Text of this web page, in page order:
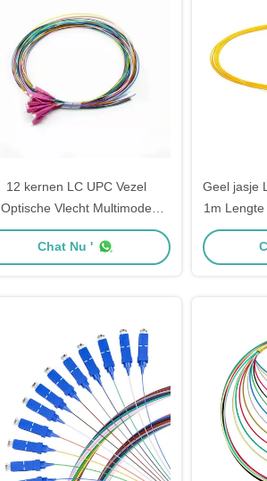
12 kernen LC UPC Vezel
Optische Vlecht Multimode
G657A1 FTTH Vlecht voor
Netwerkverbindingen
Chat Nu '
Geel jasje
1m